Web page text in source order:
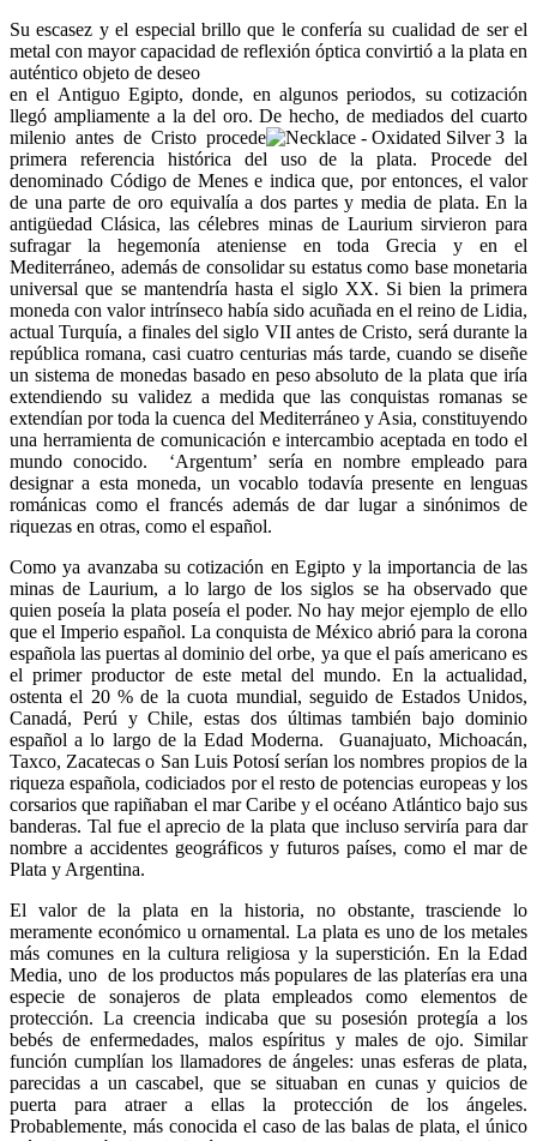
Su escasez y el especial brillo que le confería su cualidad de ser el
metal con mayor capacidad de reflexión óptica convirtió a la plata en
auténtico objeto de deseo
en el Antiguo Egipto, donde, en algunos periodos, su cotización
llegó ampliamente a la del oro. De hecho, de mediados del cuarto
milenio antes de Cristo procede
la
primera referencia histórica del uso de la plata. Procede del
denominado Código de Menes e indica que, por entonces, el valor
de una parte de oro equivalía a dos partes y media de plata. En la
antigüedad Clásica, las célebres minas de Laurium sirvieron para
sufragar la hegemonía ateniense en toda Grecia y en el
Mediterráneo, además de consolidar su estatus como base monetaria
universal que se mantendría hasta el siglo XX. Si bien la primera
moneda con valor intrínseco había sido acuñada en el reino de Lidia,
actual Turquía, a finales del siglo VII antes de Cristo, será durante la
república romana, casi cuatro centurias más tarde, cuando se diseñe
un sistema de monedas basado en peso absoluto de la plata que iría
extendiendo su validez a medida que las conquistas romanas se
extendían por toda la cuenca del Mediterráneo y Asia, constituyendo
una herramienta de comunicación e intercambio aceptada en todo el
mundo conocido. ‘Argentum’ sería en nombre empleado para
designar a esta moneda, un vocablo todavía presente en lenguas
románicas como el francés además de dar lugar a sinónimos de
riquezas en otras, como el español.
Como ya avanzaba su cotización en Egipto y la importancia de las
minas de Laurium, a lo largo de los siglos se ha observado que
quien poseía la plata poseía el poder. No hay mejor ejemplo de ello
que el Imperio español. La conquista de México abrió para la corona
española las puertas al dominio del orbe, ya que el país americano es
el primer productor de este metal del mundo. En la actualidad,
ostenta el 20 % de la cuota mundial, seguido de Estados Unidos,
Canadá, Perú y Chile, estas dos últimas también bajo dominio
español a lo largo de la Edad Moderna. Guanajuato, Michoacán,
Taxco, Zacatecas o San Luis Potosí serían los nombres propios de la
riqueza española, codiciados por el resto de potencias europeas y los
corsarios que rapiñaban el mar Caribe y el océano Atlántico bajo sus
banderas. Tal fue el aprecio de la plata que incluso serviría para dar
nombre a accidentes geográficos y futuros países, como el mar de
Plata y Argentina.
El valor de la plata en la historia, no obstante, trasciende lo
meramente económico u ornamental. La plata es uno de los metales
más comunes en la cultura religiosa y la superstición. En la Edad
Media, uno de los productos más populares de las platerías era una
especie de sonajeros de plata empleados como elementos de
protección. La creencia indicaba que su posesión protegía a los
bebés de enfermedades, malos espíritus y males de ojo. Similar
función cumplían los llamadores de ángeles: unas esferas de plata,
parecidas a un cascabel, que se situaban en cunas y quicios de
puerta para atraer a ellas la protección de los ángeles.
Probablemente, más conocida el caso de las balas de plata, el único